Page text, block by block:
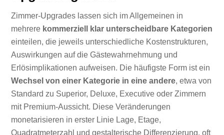
Zimmer-Upgrades lassen sich im Allgemeinen in
mehrere kommerziell klar unterscheidbare Kategorien
einteilen, die jeweils unterschiedliche Kostenstrukturen,
Auswirkungen auf die Gästewahrnehmung und
Erlösimplikationen aufweisen. Die häufigste Form ist ein
Wechsel von einer Kategorie in eine andere, etwa von
Standard zu Superior, Deluxe, Executive oder Zimmern
mit Premium-Aussicht. Diese Veränderungen
monetarisieren in erster Linie Lage, Etage,
Quadratmeterzahl und gestalterische Differenzierung, oft